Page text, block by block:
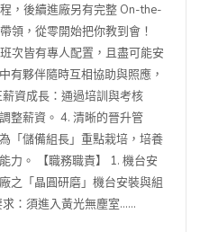
，後續進廠另有完整 On-the-
領，從零開始把你教到會！
次皆有專人配置，且盡可能安
有夥伴隨時互相協助與照應，
資成長：通過培訓與考核
整薪資。 4. 清晰的晉升管
「儲備組長」重點栽培，培養
力。 【職務職責】 1. 機台安
之「晶圓研磨」機台安裝與組
：須進入黃光無塵室......